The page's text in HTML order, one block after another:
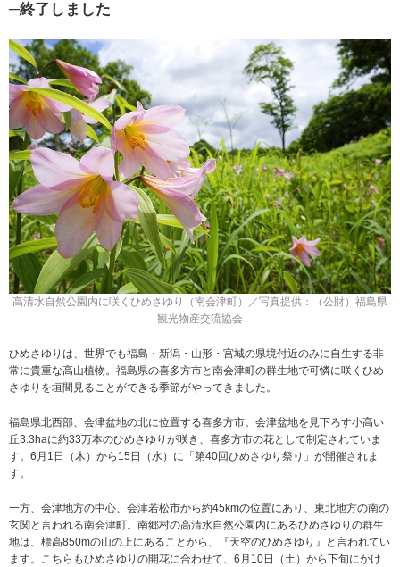
─終了しました
高清水自然公園内に咲くひめさゆり（南会津町）／写真提供：（公財）福島県
観光物産交流協会
ひめさゆりは、世界でも福島・新潟・山形・宮城の県境付近のみに自生する非
常に貴重な高山植物。福島県の喜多方市と南会津町の群生地で可憐に咲くひめ
さゆりを垣間見ることができる季節がやってきました。
福島県北西部、会津盆地の北に位置する喜多方市。会津盆地を見下ろす小高い
丘3.3haに約33万本のひめさゆりが咲き、喜多方市の花として制定されていま
す。6月1日（木）から15日（水）に「第40回ひめさゆり祭り」が開催されま
す。
一方、会津地方の中心、会津若松市から約45kmの位置にあり、東北地方の南の
玄関と言われる南会津町。南郷村の高清水自然公園内にあるひめさゆりの群生
地は、標高850mの山の上にあることから、『天空のひめさゆり』と言われてい
ます。こちらもひめさゆりの開花に合わせて、6月10日（土）から下旬にかけ